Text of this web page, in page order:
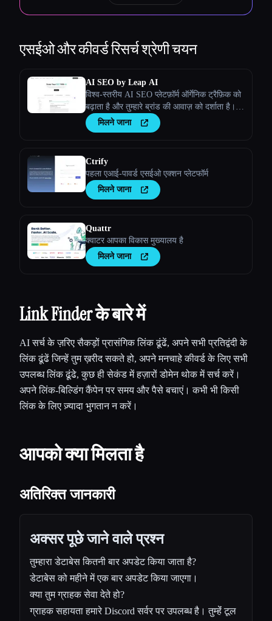
एसईओ और कीवर्ड रिसर्चश्रेणी चयन
AI SEO by Leap AI
विश्व-स्तरीय AI SEO प्लेटफ़ॉर्म ऑर्गेनिक ट्रैफ़िक को
बढ़ाता है और तुम्हारे ब्रांड की आवाज़ को दर्शाता है।
तुम्हारी सभी ज़रूरतों के लिए उच्च गुणवत्ता वाली,
सुरक्षित सामग्री सुनिश्चित करता है।
मिलने जाना
Ctrify
पहला एआई-पावर्ड एसईओ एक्शन प्लेटफॉर्म
मिलने जाना
Quattr
क्वाटर आपका विकास मुख्यालय है
मिलने जाना
Link Finder के बारे में
AI सर्च के ज़रिए सैकड़ों प्रासंगिक लिंक ढूंढें, अपने सभी प्रतिद्वंदी के
लिंक ढूंढें जिन्हें तुम ख़रीद सकते हो, अपने मनचाहे कीवर्ड के लिए सभी
उपलब्ध लिंक ढूंढे, कुछ ही सेकंड में हज़ारों डोमेन थोक में सर्च करें।
अपने लिंक-बिल्डिंग कैंपेन पर समय और पैसे बचाएं। कभी भी किसी
लिंक के लिए ज़्यादा भुगतान न करें।
आपको क्या मिलता है
अतिरिक्त जानकारी
अक्सर पूछे जाने वाले प्रश्न
तुम्हारा डेटाबेस कितनी बार अपडेट किया जाता है?
डेटाबेस को महीने में एक बार अपडेट किया जाएगा।
क्या तुम ग्राहक सेवा देते हो?
ग्राहक सहायता हमारे Discord सर्वर पर उपलब्ध है। तुम्हेंं टूल